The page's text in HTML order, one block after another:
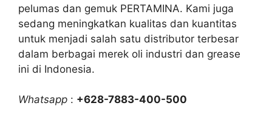
pelumas dan gemuk PERTAMINA. Kami juga
sedang meningkatkan kualitas dan kuantitas
untuk menjadi salah satu distributor terbesar
dalam berbagai merek oli industri dan grease
ini di Indonesia.
Whatsapp : +628-7883-400-500